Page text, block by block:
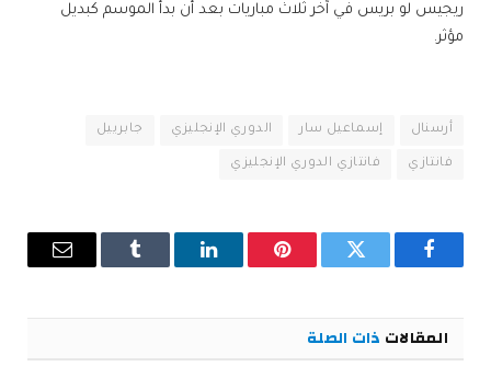
ريجيس لو بريس في آخر ثلاث مباريات بعد أن بدأ الموسم كبديل
مؤثر.
أرسنال إسماعيل سار الدوري الإنجليزي جابرييل
فانتازي فانتازي الدوري الإنجليزي
فيسبوك تويتر بينتيريستلينكدإن Tumblr
البريد
المقالات ذات الصلة